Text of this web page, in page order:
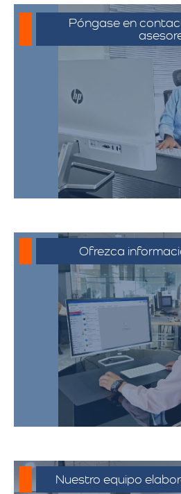
Póngase en
Para iniciar el proceso
cotización, puede
de whatsapp haciendo
Ofrezca
Debe proporcionar
sobre la mudanza,
de origen y destino, el
Nuestro equipo